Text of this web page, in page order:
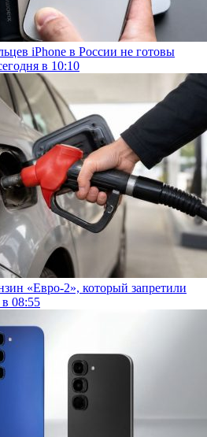
iPhone в России не готовы
в 10:10
«Евро-2», который запретили
в 08:55